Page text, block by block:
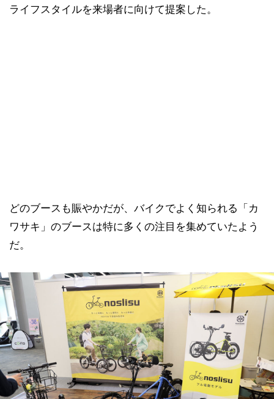
ライフスタイルを来場者に向けて提案した。
どのブースも賑やかだが、バイクでよく知られる「カ
ワサキ」のブースは特に多くの注目を集めていたよう
だ。